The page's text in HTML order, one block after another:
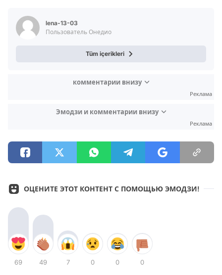
lena-13-03
Пользователь Онедио
Tüm içerikleri
комментарии внизу
Реклама
Эмодзи и комментарии внизу
Реклама
ОЦЕНИТЕ ЭТОТ КОНТЕНТ С ПОМОЩЬЮ ЭМОДЗИ!
69 49 7 0 0 0